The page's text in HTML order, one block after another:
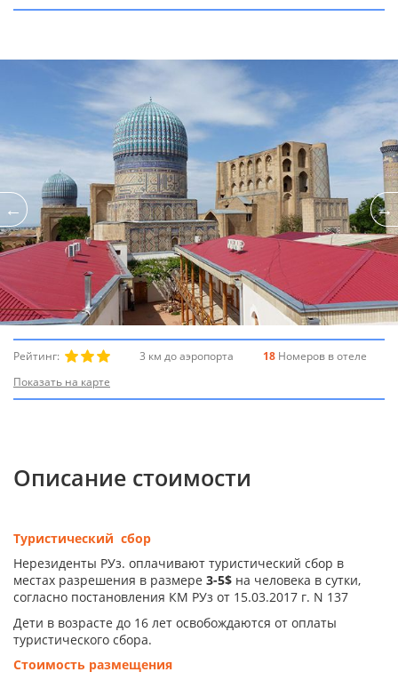
Рейтинг: 3 км до аэропорта 18 Номеров в отеле
Показать на карте
Описание стоимости
Туристический сбор
Нерезиденты РУз. оплачивают туристический сбор в
местах разрешения в размере 3-5$ на человека в сутки,
согласно постановления КМ РУз от 15.03.2017 г. N 137
Дети в возрасте до 16 лет освобождаются от оплаты
туристического сбора.
Стоимость размещения